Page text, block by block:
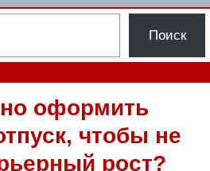
Поиск
оформить
чтобы не
рост?